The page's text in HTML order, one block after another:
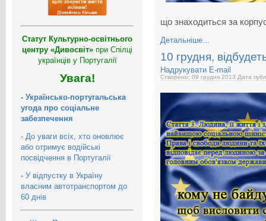
Статут Культурно-освітнього
центру «Дивосвіт» при Спілці
українців у Португалії
Увага!
- Українсько-португальська
угода про соціальне
забезпечення
- До уваги всіх, хто оновлює
або отримує водійські
посвідчення в Португалії
- У відпустку в Україну
власним автотранспортом до
60 днів
що знаходиться за
Детальніше...
10 грудня,
Надрукувати E-mail
Створено: 09 грудня 2013 Дата